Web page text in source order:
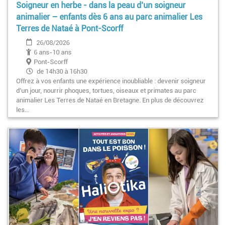
Soigneur en herbe - dans la peau d’un soigneur
animalier – enfants dès 6 ans au parc animalier Les
Terres de Nataé à Pont-Scorff
26/08/2026
6 ans-10 ans
Pont-Scorff
de 14h30 à 16h30
Offrez à vos enfants une expérience inoubliable : devenir soigneur
d’un jour, nourrir phoques, tortues, oiseaux et primates au parc
animalier Les Terres de Nataé en Bretagne. En plus de découvrez
les…